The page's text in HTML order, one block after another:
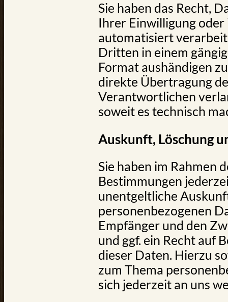
Sie haben das Recht,
Ihrer Einwilligung
automatisiert
Dritten in einem
Format aushändigen
direkte Übertragung
Verantwortlichen
soweit es technisch
Auskunft, Löschung
Sie haben im Rahmen
Bestimmungen
unentgeltliche
personenbezogenen
Empfänger und den
und ggf. ein Recht auf
dieser Daten. Hierzu
zum Thema
sich jederzeit an uns